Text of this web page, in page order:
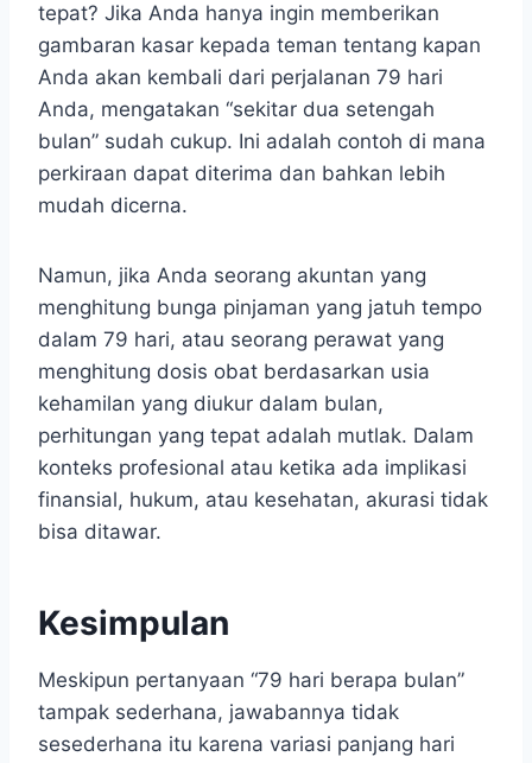
tepat? Jika Anda hanya ingin memberikan
gambaran kasar kepada teman tentang kapan
Anda akan kembali dari perjalanan 79 hari
Anda, mengatakan “sekitar dua setengah
bulan” sudah cukup. Ini adalah contoh di mana
perkiraan dapat diterima dan bahkan lebih
mudah dicerna.
Namun, jika Anda seorang akuntan yang
menghitung bunga pinjaman yang jatuh tempo
dalam 79 hari, atau seorang perawat yang
menghitung dosis obat berdasarkan usia
kehamilan yang diukur dalam bulan,
perhitungan yang tepat adalah mutlak. Dalam
konteks profesional atau ketika ada implikasi
finansial, hukum, atau kesehatan, akurasi tidak
bisa ditawar.
Kesimpulan
Meskipun pertanyaan “79 hari berapa bulan”
tampak sederhana, jawabannya tidak
sesederhana itu karena variasi panjang hari